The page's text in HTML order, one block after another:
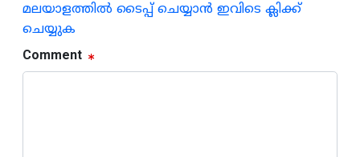
മലയാളത്തില്‍ ടൈപ്പ് ചെയ്യാന്‍ ഇവിടെ ക്ലിക്ക്
ചെയ്യുക
Comment